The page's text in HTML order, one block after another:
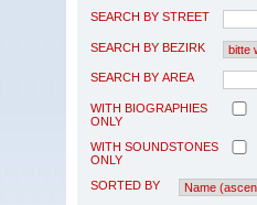
SEARCH BY STREET
SEARCH BY BEZIRK
SEARCH BY AREA
WITH BIOGRAPHIES
ONLY
WITH SOUNDSTONES
ONLY
SORTED BY